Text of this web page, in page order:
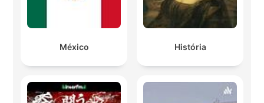
México História